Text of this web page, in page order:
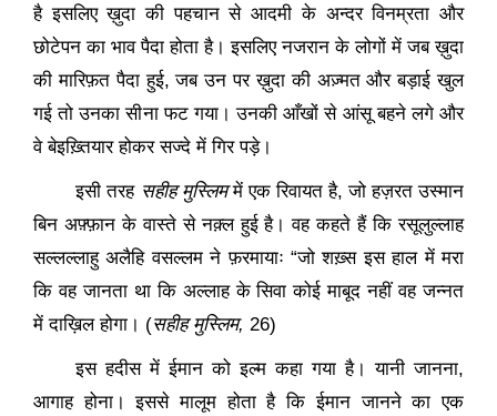
है इसलिए ख़ुदा की पहचान से आदमी के अन्दर विनम्रता और
छोटेपन का भाव पैदा होता है। इसलिए नजरान के लोगों में जब ख़ुदा
की मारिफ़त पैदा हुई,जब उन पर ख़ुदा की अज़्मत और बड़ाई खुल
गई तो उनका सीना फट गया। उनकी आँखों से आंसू बहने लगे और
वे बेइख़्तियार होकर सज्दे में गिर पड़े।
इसी तरह सहीह मुस्लिममें एक रिवायत है,जो हज़रत उस्मान
बिन अफ़्फ़ान के वास्ते से नक़्ल हुई है। वह कहते हैं कि रसूलुल्लाह
सल्लल्लाहु अलैहि वसल्लम ने फ़रमायाः “जो शख़्स इस हाल में मरा
कि वह जानता था कि अल्लाह के सिवा कोई माबूद नहीं वह जन्नत
में दाख़िल होगा। (सहीह मुस्लिम, 26)
इस हदीस में ईमान को इल्म कहा गया है। यानी जानना,
आगाह होना। इससे मालूम होता है कि ईमान जानने का एक